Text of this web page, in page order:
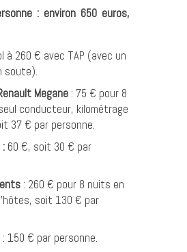
: environ 650 euros,
à 260 € avec TAP (avec un
soute).
Megane: 75 € pour 8
conducteur, kilométrage
37 € par personne.
: 60 €, soit 30 € par
: 260 € pour 8 nuits en
soit 130 € par
: 150 € par personne.